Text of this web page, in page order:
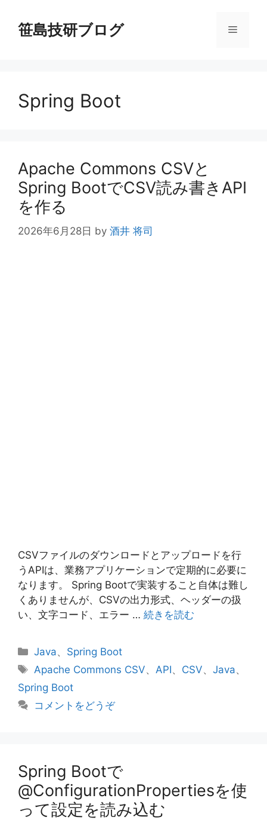
笹島技研ブログ メ
Spring Boot
Apache Commons CSVと
Spring BootでCSV読み書きAPI
を作る
2026年6月28日 by 酒井 将司
CSVファイルのダウンロードとアップロードを行
うAPIは、業務アプリケーションで定期的に必要に
なります。 Spring Bootで実装すること自体は難し
くありませんが、CSVの出力形式、ヘッダーの扱
い、文字コード、エラー … 続きを読む
カ
テ
ゴ
リ
ー
Java、 Spring Boot
タ
グ
Apache Commons CSV、 API、 CSV、Java、
Spring Boot
コメントをどうぞ
Spring Bootで
@ConfigurationPropertiesを使
って設定を読み込む